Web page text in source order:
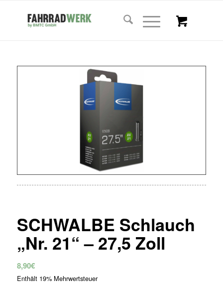
SCHWALBE Schlauch
„Nr. 21“ – 27,5 Zoll
8,90€
Enthält 19% Mehrwertsteuer